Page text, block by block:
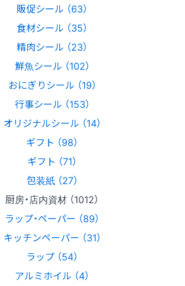
販促シール （63）
食材シール （35）
精肉シール （23）
鮮魚シール （102）
おにぎりシール （19）
行事シール （153）
オリジナルシール （14）
ギフト （98）
ギフト （71）
包装紙 （27）
厨房・店内資材 （1012）
ラップ・ペーパー （89）
キッチンペーパー （31）
ラップ （54）
アルミホイル （4）